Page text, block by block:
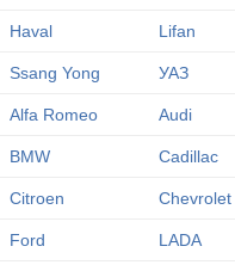
Haval Lifan
Ssang Yong УАЗ
Alfa Romeo Audi
BMW Cadillac
Citroen Chevrolet
Ford LADA